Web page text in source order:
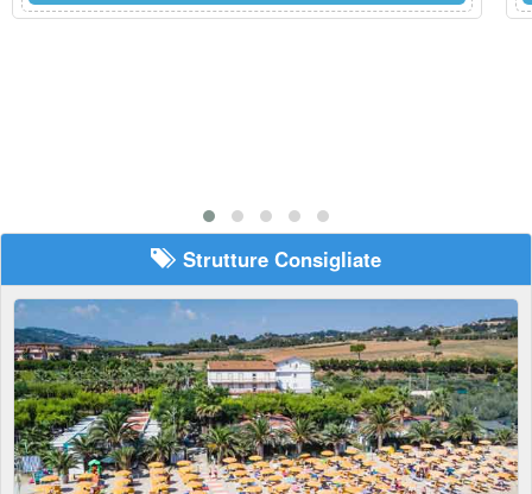
Strutture Consigliate